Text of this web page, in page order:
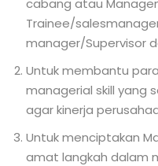
cabang atau
Trainee/
manager/Supervisor
Untuk membantu
managerial skill yang
agar kinerja
Untuk menciptakan
amat langkah dalam